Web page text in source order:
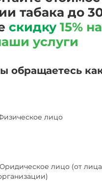
табака до
скидку 15%
услуги
обращаетесь
лицо
лицо (от лица